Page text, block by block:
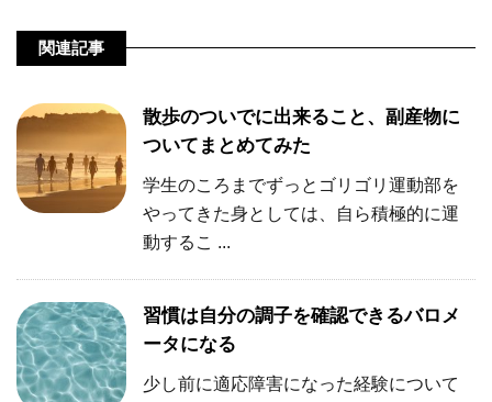
関連記事
散歩のついでに出来ること、副産物に
ついてまとめてみた
学生のころまでずっとゴリゴリ運動部を
やってきた身としては、自ら積極的に運
動するこ ...
習慣は自分の調子を確認できるバロメ
ータになる
少し前に適応障害になった経験について